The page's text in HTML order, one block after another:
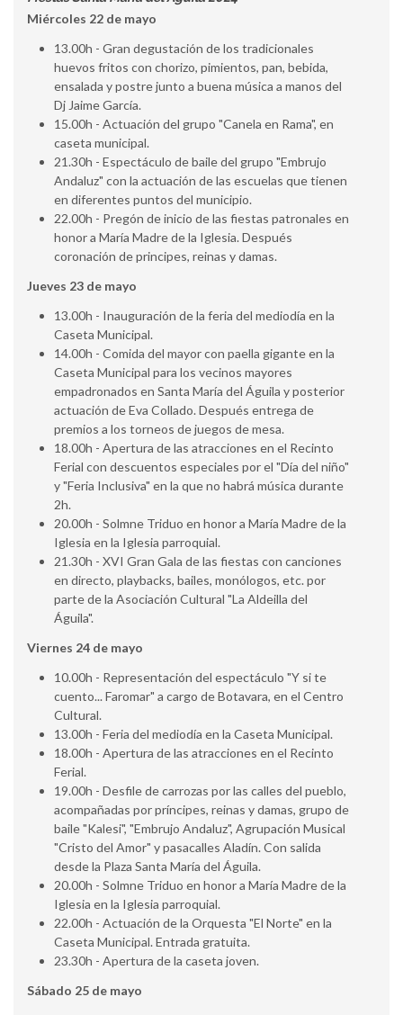
Miércoles 22 de mayo
13.00h - Gran degustación de los tradicionales
huevos fritos con chorizo, pimientos, pan, bebida,
ensalada y postre junto a buena música a manos del
Dj Jaime García.
15.00h - Actuación del grupo "Canela en Rama", en
caseta municipal.
21.30h - Espectáculo de baile del grupo "Embrujo
Andaluz" con la actuación de las escuelas que tienen
en diferentes puntos del municipio.
22.00h - Pregón de inicio de las fiestas patronales en
honor a María Madre de la Iglesia. Después
coronación de principes, reinas y damas.
Jueves 23 de mayo
13.00h - Inauguración de la feria del mediodía en la
Caseta Municipal.
14.00h - Comida del mayor con paella gigante en la
Caseta Municipal para los vecinos mayores
empadronados en Santa María del Águila y posterior
actuación de Eva Collado. Después entrega de
premios a los torneos de juegos de mesa.
18.00h - Apertura de las atracciones en el Recinto
Ferial con descuentos especiales por el "Día del niño"
y "Feria Inclusiva" en la que no habrá música durante
2h.
20.00h - Solmne Triduo en honor a María Madre de la
Iglesia en la Iglesia parroquial.
21.30h - XVI Gran Gala de las fiestas con canciones
en directo, playbacks, bailes, monólogos, etc. por
parte de la Asociación Cultural "La Aldeilla del
Águila".
Viernes 24 de mayo
10.00h - Representación del espectáculo "Y si te
cuento... Faromar" a cargo de Botavara, en el Centro
Cultural.
13.00h - Feria del mediodía en la Caseta Municipal.
18.00h - Apertura de las atracciones en el Recinto
Ferial.
19.00h - Desfile de carrozas por las calles del pueblo,
acompañadas por príncipes, reinas y damas, grupo de
baile "Kalesi", "Embrujo Andaluz", Agrupación Musical
"Cristo del Amor" y pasacalles Aladín. Con salida
desde la Plaza Santa María del Águila.
20.00h - Solmne Triduo en honor a María Madre de la
Iglesia en la Iglesia parroquial.
22.00h - Actuación de la Orquesta "El Norte" en la
Caseta Municipal. Entrada gratuita.
23.30h - Apertura de la caseta joven.
Sábado 25 de mayo